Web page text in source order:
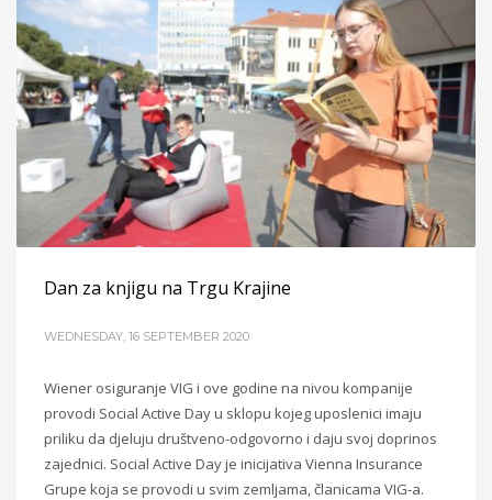
Dan za knjigu na Trgu Krajine
WEDNESDAY, 16 SEPTEMBER 2020
Wiener osiguranje VIG i ove godine na nivou kompanije
provodi Social Active Day u sklopu kojeg uposlenici imaju
priliku da djeluju društveno-odgovorno i daju svoj doprinos
zajednici. Social Active Day je inicijativa Vienna Insurance
Grupe koja se provodi u svim zemljama, članicama VIG-a.